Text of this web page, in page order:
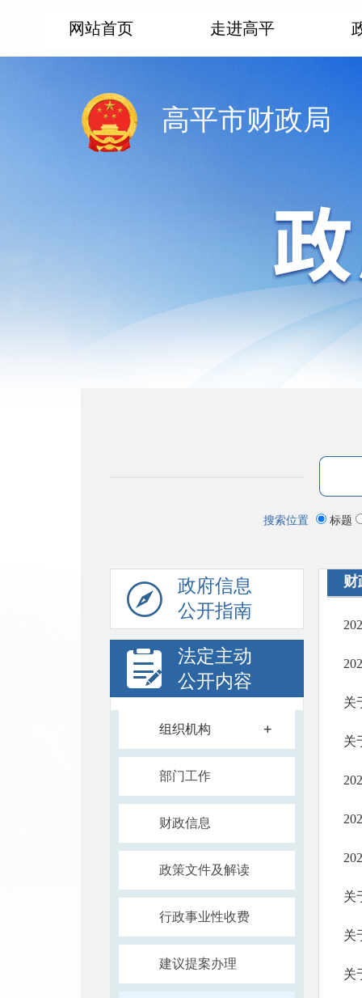
网站首页 走进高平
高平市财政局
搜索位置 标题
政府信息
公开指南
法定主动
公开内容
组织机构 +
部门工作
财政信息
政策文件及解读
行政事业性收费
建议提案办理
财
关
关
关
关
关